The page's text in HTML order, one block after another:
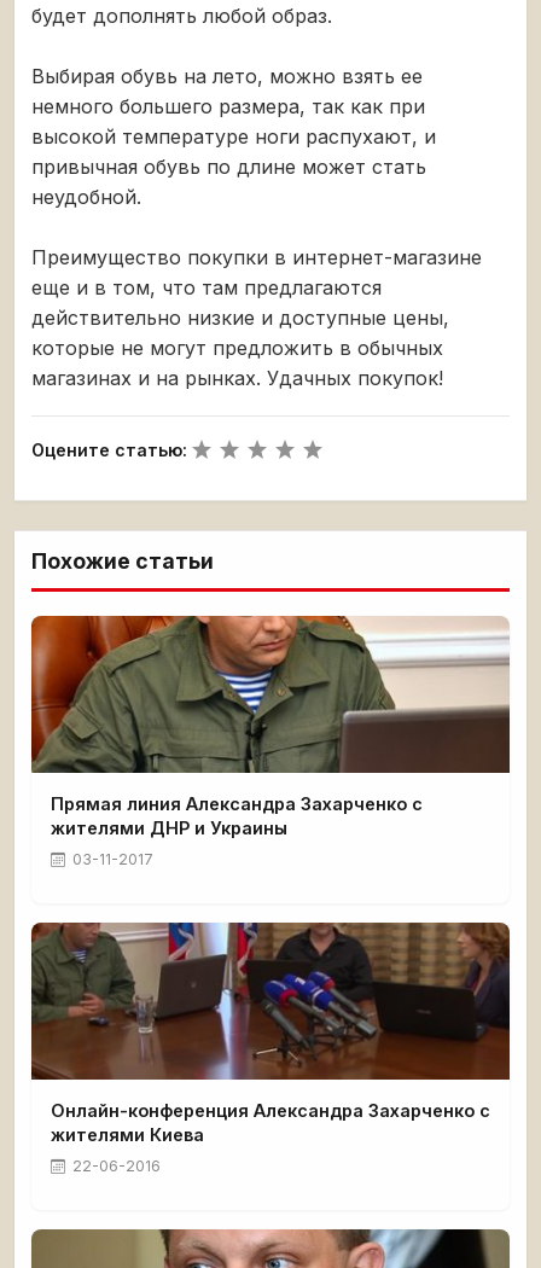
будет дополнять любой образ.
Выбирая обувь на лето, можно взять ее
немного большего размера, так как при
высокой температуре ноги распухают, и
привычная обувь по длине может стать
неудобной.
Преимущество покупки в интернет-магазине
еще и в том, что там предлагаются
действительно низкие и доступные цены,
которые не могут предложить в обычных
магазинах и на рынках. Удачных покупок!
Оцените статью:
Похожие статьи
Прямая линия Александра Захарченко с
жителями ДНР и Украины
03-11-2017
Онлайн-конференция Александра Захарченко с
жителями Киева
22-06-2016